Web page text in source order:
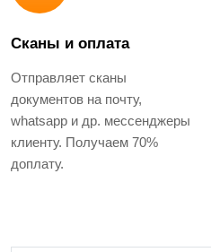
Сканы и оплата
Отправляет сканы
документов на почту,
whatsapp и др. мессенджеры
клиенту. Получаем 70%
доплату.